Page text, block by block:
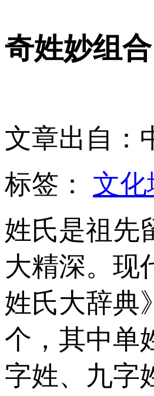
奇姓妙组合
文章出自：
标签： 文化
姓氏是祖先
大精深。现
姓氏大辞典
个，其中单
字姓、九字